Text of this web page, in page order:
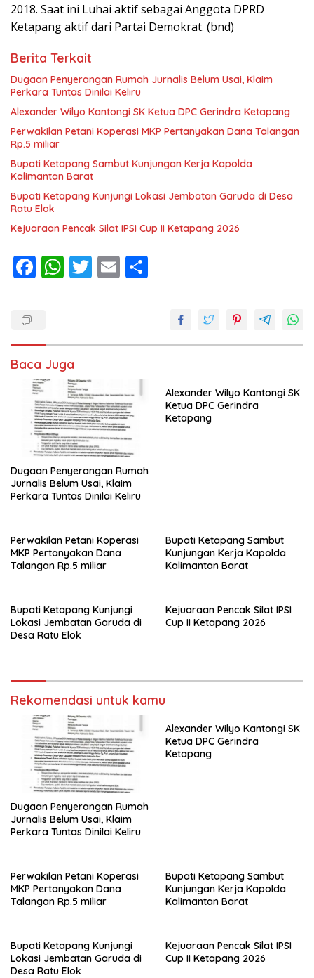
2018. Saat ini Luhai aktif sebagai Anggota DPRD
Ketapang aktif dari Partai Demokrat. (bnd)
Berita Terkait
Dugaan Penyerangan Rumah Jurnalis Belum Usai, Klaim
Perkara Tuntas Dinilai Keliru
Alexander Wilyo Kantongi SK Ketua DPC Gerindra Ketapang
Perwakilan Petani Koperasi MKP Pertanyakan Dana Talangan
Rp.5 miliar
Bupati Ketapang Sambut Kunjungan Kerja Kapolda
Kalimantan Barat
Bupati Ketapang Kunjungi Lokasi Jembatan Garuda di Desa
Ratu Elok
Kejuaraan Pencak Silat IPSI Cup II Ketapang 2026
F
o
o
k
W
A
p
p
T E
Baca Juga
Dugaan Penyerangan Rumah
Jurnalis Belum Usai, Klaim
Perkara Tuntas Dinilai Keliru
Alexander Wilyo Kantongi SK
Ketua DPC Gerindra
Ketapang
Perwakilan Petani Koperasi
MKP Pertanyakan Dana
Talangan Rp.5 miliar
Bupati Ketapang Sambut
Kunjungan Kerja Kapolda
Kalimantan Barat
Bupati Ketapang Kunjungi
Lokasi Jembatan Garuda di
Desa Ratu Elok
Kejuaraan Pencak Silat IPSI
Cup II Ketapang 2026
Rekomendasi untuk kamu
Dugaan Penyerangan Rumah
Jurnalis Belum Usai, Klaim
Perkara Tuntas Dinilai Keliru
Alexander Wilyo Kantongi SK
Ketua DPC Gerindra
Ketapang
Perwakilan Petani Koperasi
MKP Pertanyakan Dana
Talangan Rp.5 miliar
Bupati Ketapang Sambut
Kunjungan Kerja Kapolda
Kalimantan Barat
Bupati Ketapang Kunjungi
Lokasi Jembatan Garuda di
Desa Ratu Elok
Kejuaraan Pencak Silat IPSI
Cup II Ketapang 2026